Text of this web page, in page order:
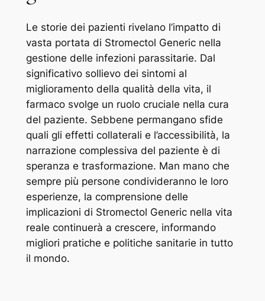
Le storie dei pazienti rivelano l’impatto di
vasta portata di Stromectol Generic nella
gestione delle infezioni parassitarie. Dal
significativo sollievo dei sintomi al
miglioramento della qualità della vita, il
farmaco svolge un ruolo cruciale nella cura
del paziente. Sebbene permangano sfide
quali gli effetti collaterali e l’accessibilità, la
narrazione complessiva del paziente è di
speranza e trasformazione. Man mano che
sempre più persone condivideranno le loro
esperienze, la comprensione delle
implicazioni di Stromectol Generic nella vita
reale continuerà a crescere, informando
migliori pratiche e politiche sanitarie in tutto
il mondo.